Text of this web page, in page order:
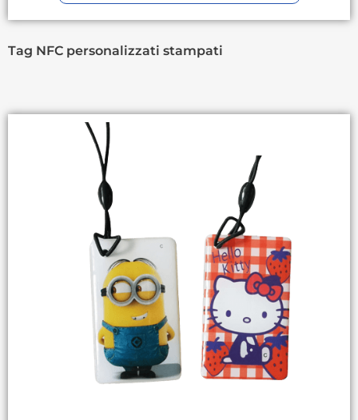
Tag NFC personalizzati stampati